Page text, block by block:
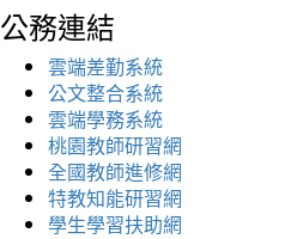
公務連結
雲端差勤系統
公文整合系統
雲端學務系統
桃園教師研習網
全國教師進修網
特教知能研習網
學生學習扶助網